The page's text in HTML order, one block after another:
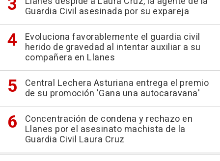
Guardia Civil asesinada por su expareja
Evoluciona favorablemente el guardia civil
herido de gravedad al intentar auxiliar a su
compañera en Llanes
Central Lechera Asturiana entrega el premio
de su promoción 'Gana una autocaravana'
Concentración de condena y rechazo en
Llanes por el asesinato machista de la
Guardia Civil Laura Cruz